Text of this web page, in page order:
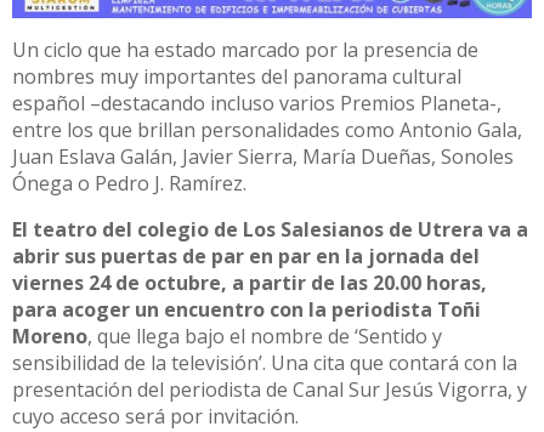
Un ciclo que ha estado marcado por la presencia de
nombres muy importantes del panorama cultural
español –destacando incluso varios Premios Planeta-,
entre los que brillan personalidades como Antonio Gala,
Juan Eslava Galán, Javier Sierra, María Dueñas, Sonoles
Ónega o Pedro J. Ramírez.
El teatro del colegio de Los Salesianos de Utrera va a
abrir sus puertas de par en par en la jornada del
viernes 24 de octubre, a partir de las 20.00 horas,
para acoger un encuentro con la periodista Toñi
Moreno, que llega bajo el nombre de ‘Sentido y
sensibilidad de la televisión’. Una cita que contará con la
presentación del periodista de Canal Sur Jesús Vigorra, y
cuyo acceso será por invitación.